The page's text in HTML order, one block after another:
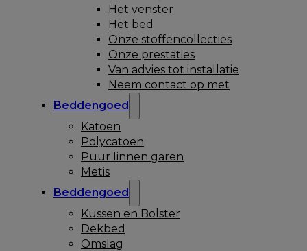
Het venster
Het bed
Onze stoffencollecties
Onze prestaties
Van advies tot installatie
Neem contact op met
Beddengoed
Katoen
Polycatoen
Puur linnen garen
Metis
Beddengoed
Kussen en Bolster
Dekbed
Omslag